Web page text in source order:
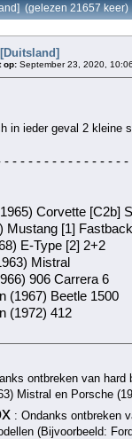
(gelezen 21657 keer)
op: September 23, 2020,
in ieder geval 2 kleine
- - - - - - - - - - - - - - -
Corvette [C2b]
Mustang [1] Fastback
E-Type [2] 2+2
Mistral
906 Carrera 6
(1967) Beetle 1500
(1972) 412
ontbreken van
Mistral en Porsche
: Ondanks ontbreken
(Bijvoorbeeld: